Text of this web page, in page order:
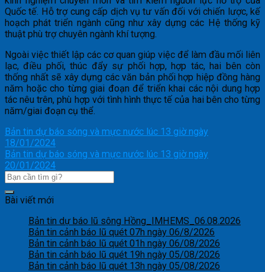
Quốc tế. Hỗ trợ cung cấp dịch vụ tư vấn đối với chiến lược, kế
hoạch phát triển ngành cũng như xây dựng các Hệ thống kỹ
thuật phù trợ chuyên ngành khí tượng.
Ngoài việc thiết lập các cơ quan giúp việc để làm đầu mối liên
lạc, điều phối, thúc đẩy sự phối hợp, hợp tác, hai bên còn
thống nhất sẽ xây dựng các văn bản phối hợp hiệp đồng hàng
năm hoặc cho từng giai đoạn để triển khai các nội dung hợp
tác nêu trên, phù hợp với tình hình thực tế của hai bên cho từng
năm/giai đoạn cụ thể.
Bản tin dự báo sóng và mực nước lúc 13 giờ ngày
18/01/2024
Bản tin dự báo sóng và mực nước lúc 13 giờ ngày
20/01/2024
Bài viết mới
Bản tin dự báo lũ sông Hồng_IMHEMS_06.08.2026
Bản tin cảnh báo lũ quét 07h ngày 06/8/2026
Bản tin cảnh báo lũ quét 01h ngày 06/08/2026
Bản tin cảnh báo lũ quét 19h ngày 05/08/2026
Bản tin cảnh báo lũ quét 13h ngày 05/08/2026